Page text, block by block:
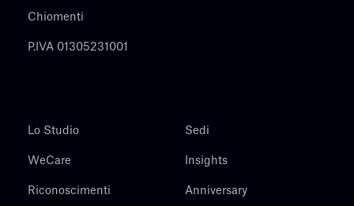
Chiomenti
P.IVA 01305231001
Lo Studio
WeCare
Riconoscimenti
Sedi
Insights
Anniversary